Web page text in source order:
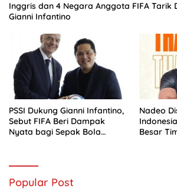
Inggris dan 4 Negara Anggota FIFA Tarik
Gianni Infantino
PSSI Dukung Gianni Infantino,
Sebut FIFA Beri Dampak
Nyata bagi Sepak Bola
Nadeo
Besar
Popular Post